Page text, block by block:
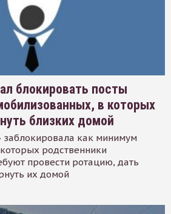
блокировать посты
в которых
близких домой
заблокировала как минимум
родственники
провести ротацию, дать
их домой